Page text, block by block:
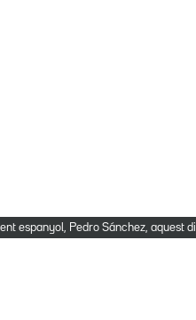
espanyol, Pedro Sánchez, aquest